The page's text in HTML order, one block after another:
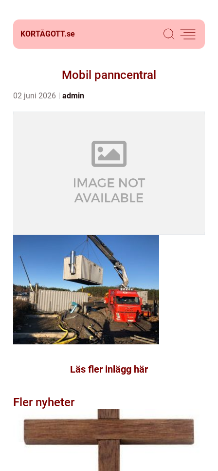
KORTÅGOTT.se
Mobil panncentral
02 juni 2026 admin
Läs fler inlägg här
Fler nyheter